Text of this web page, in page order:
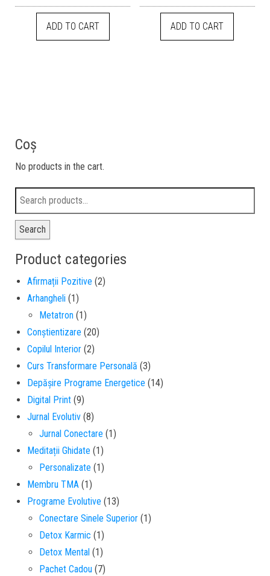
ADD TO CART ADD TO CART
Coș
No products in the cart.
Search
Product categories
Afirmații Pozitive (2)
Arhangheli (1)
Metatron (1)
Conștientizare (20)
Copilul Interior (2)
Curs Transformare Personală (3)
Depășire Programe Energetice (14)
Digital Print (9)
Jurnal Evolutiv (8)
Jurnal Conectare (1)
Meditații Ghidate (1)
Personalizate (1)
Membru TMA (1)
Programe Evolutive (13)
Conectare Sinele Superior (1)
Detox Karmic (1)
Detox Mental (1)
Pachet Cadou (7)